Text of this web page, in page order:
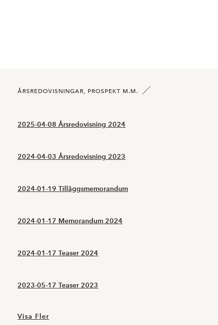
ÅRSREDOVISNINGAR, PROSPEKT M.M.
2025-04-08 Årsredovisning 2024
2024-04-03 Årsredovisning 2023
2024-01-19 Tilläggsmemorandum
2024-01-17 Memorandum 2024
2024-01-17 Teaser 2024
2023-05-17 Teaser 2023
Visa Fler